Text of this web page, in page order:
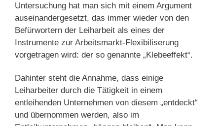
Untersuchung hat man sich mit einem Argument
auseinandergesetzt, das immer wieder von den
Befürwortern der Leiharbeit als eines der
Instrumente zur Arbeitsmarkt-Flexibiliserung
vorgetragen wird: der so genannte „Klebeeffekt“.
Dahinter steht die Annahme, dass einige
Leiharbeiter durch die Tätigkeit in einem
entleihenden Unternehmen von diesem „entdeckt“
und übernommen werden, also im